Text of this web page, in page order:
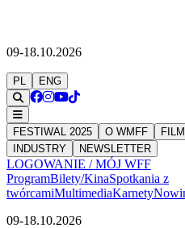
09-18.10.2026
PL ENG
FESTIWAL 2025 O WMFF
INDUSTRY
NEWSLETTER
LOGOWANIE / MÓJ WFF
ProgramBilety/KinaSpotkania z
twórcamiMultimediaKarnety
09-18.10.2026